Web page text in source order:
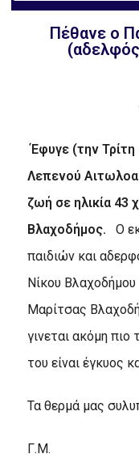
Πέθανε ο
Έφυγε (την Τρίτη
Λεπενού
ζωή σε ηλικία 43
Βλαχοδήμος.
Ο
παιδιών και
Νίκου Βλαχοδήμου
Μαρίτσας
γινεται ακόμη πιο
του είναι έγκυος
Τα θερμά μας
Γ.Μ.